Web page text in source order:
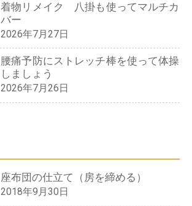
着物リメイク 八掛も使ってマルチカ
バー
2026年7月27日
腰痛予防にストレッチ棒を使って体操
しましょう
2026年7月26日
座布団の仕立て（房を締める）
2018年9月30日